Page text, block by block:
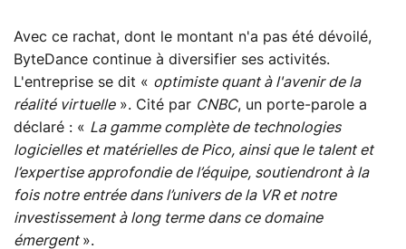
Avec ce rachat, dont le montant n'a pas été dévoilé,
ByteDance continue à diversifier ses activités.
L'entreprise se dit « optimiste quant à l'avenir de la
réalité virtuelle». Cité par CNBC, un porte-parole a
déclaré : « La gamme complète de technologies
logicielles et matérielles de Pico, ainsi que le talent et
l’expertise approfondie de l’équipe, soutiendront à la
fois notre entrée dans l’univers de la VR et notre
investissement à long terme dans ce domaine
émergent ».